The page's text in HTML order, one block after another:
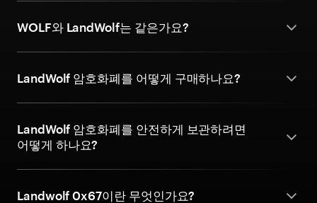
WOLF와 LandWolf는 같은가요?
LandWolf 암호화폐를 어떻게 구매하나요?
LandWolf 암호화폐를 안전하게 보관하려면
어떻게 하나요?
Landwolf 0x67이란 무엇인가요?